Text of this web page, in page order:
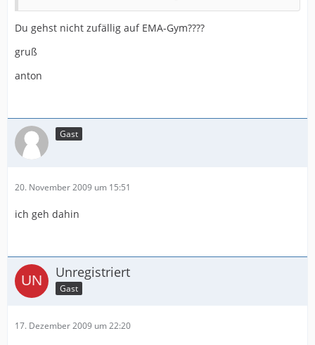
Du gehst nicht zufällig auf EMA-Gym????
gruß
anton
Gast
20. November 2009 um 15:51
ich geh dahin
Unregistriert
Gast
17. Dezember 2009 um 22:20